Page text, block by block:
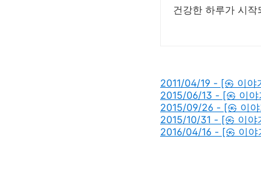
건강한 하루가 시작
2011/04/19 - [㉿ 이야
2015/06/13 - [㉿ 이야
2015/09/26 - [㉿ 이야
2015/10/31 - [㉿ 이야
2016/04/16 - [㉿ 이야